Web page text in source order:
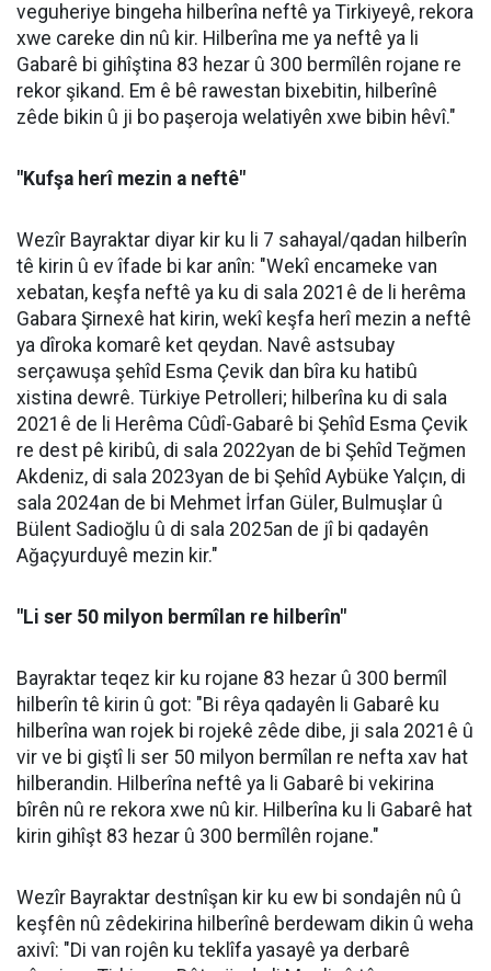
veguheriye bingeha hilberîna neftê ya Tirkiyeyê, rekora
xwe careke din nû kir. Hilberîna me ya neftê ya li
Gabarê bi gihîştina 83 hezar û 300 bermîlên rojane re
rekor şikand. Em ê bê rawestan bixebitin, hilberînê
zêde bikin û ji bo paşeroja welatiyên xwe bibin hêvî."
"Kufşa herî mezin a neftê"
Wezîr Bayraktar diyar kir ku li 7 sahayal/qadan hilberîn
tê kirin û ev îfade bi kar anîn: "Wekî encameke van
xebatan, keşfa neftê ya ku di sala 2021ê de li herêma
Gabara Şirnexê hat kirin, wekî keşfa herî mezin a neftê
ya dîroka komarê ket qeydan. Navê astsubay
serçawuşa şehîd Esma Çevik dan bîra ku hatibû
xistina dewrê. Türkiye Petrolleri; hilberîna ku di sala
2021ê de li Herêma Cûdî-Gabarê bi Şehîd Esma Çevik
re dest pê kiribû, di sala 2022yan de bi Şehîd Teğmen
Akdeniz, di sala 2023yan de bi Şehîd Aybüke Yalçın, di
sala 2024an de bi Mehmet İrfan Güler, Bulmuşlar û
Bülent Sadioğlu û di sala 2025an de jî bi qadayên
Ağaçyurduyê mezin kir."
"Li ser 50 milyon bermîlan re hilberîn"
Bayraktar teqez kir ku rojane 83 hezar û 300 bermîl
hilberîn tê kirin û got: "Bi rêya qadayên li Gabarê ku
hilberîna wan rojek bi rojekê zêde dibe, ji sala 2021ê û
vir ve bi giştî li ser 50 milyon bermîlan re nefta xav hat
hilberandin. Hilberîna neftê ya li Gabarê bi vekirina
bîrên nû re rekora xwe nû kir. Hilberîna ku li Gabarê hat
kirin gihîşt 83 hezar û 300 bermîlên rojane."
Wezîr Bayraktar destnîşan kir ku ew bi sondajên nû û
keşfên nû zêdekirina hilberînê berdewam dikin û weha
axivî: "Di van rojên ku teklîfa yasayê ya derbarê